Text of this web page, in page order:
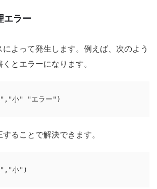
エラー
よって発生します。例えば、次のよう
とエラーになります。
","小" "エラー")
ることで解決できます。
","小")